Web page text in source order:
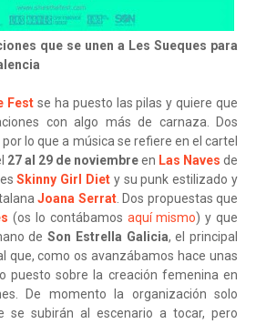
que se unen a Les Sueques para
Fest se ha puesto las pilas y quiere que
con algo más de carnaza. Dos
lo que a música se refiere en el cartel
27 al 29 de noviembreen Las Naves de
Skinny Girl Diet y su punk estilizado y
Joana Serrat. Dos propuestas que
(os lo contábamos aquí mismo) y que
deSon Estrella Galicia, el principal
que, como os avanzábamos hace unas
puesto sobre la creación femenina en
De momento la organización solo
se subirán al escenario a tocar, pero